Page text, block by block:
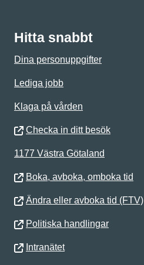
Hitta snabbt
Dina personuppgifter
Lediga jobb
Klaga på vården
Checka in ditt besök
1177 Västra Götaland
Boka, avboka, omboka tid
Ändra eller avboka tid (FTV)
Politiska handlingar
Intranätet